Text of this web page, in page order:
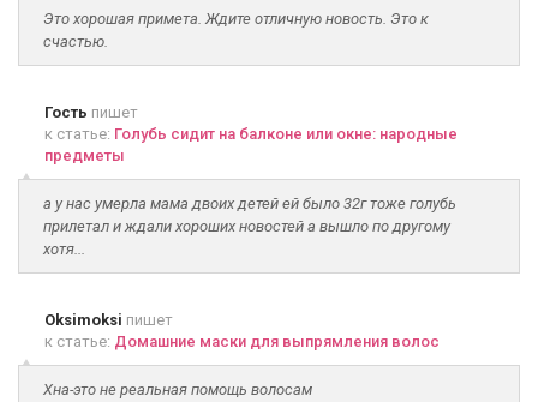
Это хорошая примета. Ждите отличную новость. Это к
счастью.
Гость пишет
к статье: Голубь сидит на балконе или окне: народные
предметы
а у нас умерла мама двоих детей ей было 32г тоже голубь
прилетал и ждали хороших новостей а вышло по другому
хотя...
Oksimoksi пишет
к статье: Домашние маски для выпрямления волос
Хна-это не реальная помощь волосам